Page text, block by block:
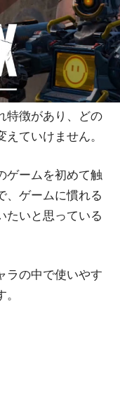
特徴があり、どの
ていけません。
ゲームを初めて触
、ゲームに慣れる
たいと思っている
ラの中で使いやす